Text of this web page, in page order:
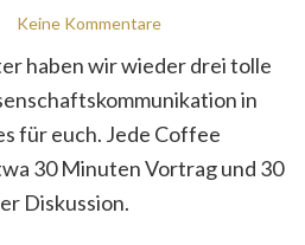
Keine Kommentare
haben wir wieder drei tolle
in
für euch. Jede Coffee
30 Minuten Vortrag und 30
Diskussion.